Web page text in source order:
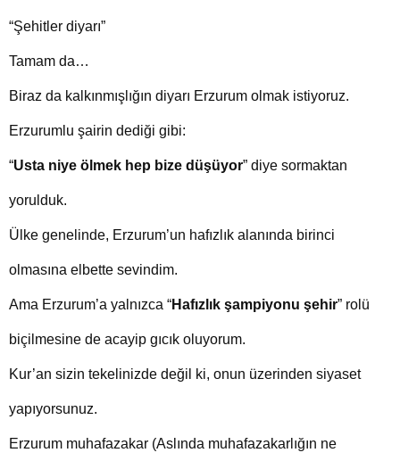
“Şehitler diyarı”
Tamam da…
Biraz da kalkınmışlığın diyarı Erzurum olmak istiyoruz.
Erzurumlu şairin dediği gibi:
“Usta niye ölmek hep bize düşüyor” diye sormaktan
yorulduk.
Ülke genelinde, Erzurum’un hafızlık alanında birinci
olmasına elbette sevindim.
Ama Erzurum’a yalnızca “Hafızlık şampiyonu şehir” rolü
biçilmesine de acayip gıcık oluyorum.
Kur’an sizin tekelinizde değil ki, onun üzerinden siyaset
yapıyorsunuz.
Erzurum muhafazakar (Aslında muhafazakarlığın ne